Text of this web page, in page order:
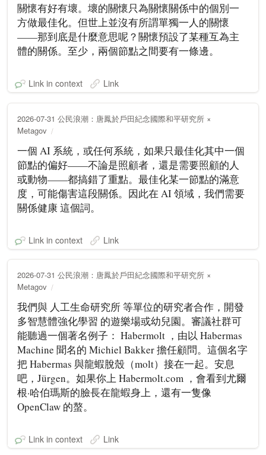
關懷有好有壞。壞的關懷只為關懷關係中的個別一
方做最佳化。但世上並沒有所謂單獨一人的關懷
——那到底是什麼意思呢？關懷預設了某種互為主
體的關係。至少，兩個節點之間要有一條邊。
Link in context Link
2026-07-31 公民浪潮：唐鳳於戶田紀念國際和平研究所 ×
Metagov
一個 AI 系統，或任何系統，如果只最佳化其中一個
節點的偏好——不論是照顧者，還是需要照顧的人
或動物——都搞錯了重點。最佳化某一節點的滿意
度，可能傷害這段關係。因此在 AI 領域，我們需要
關係健康 這個詞。
Link in context Link
2026-07-31 公民浪潮：唐鳳於戶田紀念國際和平研究所 ×
Metagov
我們與 人工生命研究所 等單位的研究者合作，開發
多智慧體強化學習 的遊樂場或幼兒園。審議社群可
能聽過一個著名例子： Habermolt ，由以 Habermas
Machine 聞名的 Michiel Bakker 擔任顧問。這個名字
把 Habermas 與龍蝦脫殼（molt）接在一起。安息
吧，Jürgen。如果你上 Habermolt.com ，會看到尤爾
根·哈伯瑪斯的臉長在龍蝦身上，還有一隻像
OpenClaw 的螯。
Link in context Link